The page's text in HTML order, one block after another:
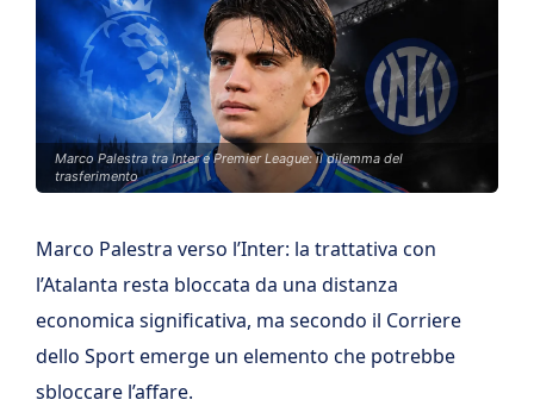
Marco Palestra tra Inter e Premier League: il dilemma del
trasferimento
Marco Palestra verso l’Inter: la trattativa con
l’Atalanta resta bloccata da una distanza
economica significativa, ma secondo il Corriere
dello Sport emerge un elemento che potrebbe
sbloccare l’affare.